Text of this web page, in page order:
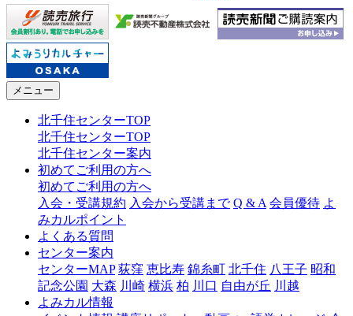
メニュー
北千住センターTOP
北千住センターTOP
北千住センター案内
初めてご利用の方へ
初めてご利用の方へ
入会・受講規約 入会から受講まで Q & A 会員優待 よ
みカルポイント
よくある質問
センター案内
センターMAP 荻窪 恵比寿 錦糸町 北千住 八王子 昭和
記念公園 大森 川崎 横浜 柏 川口 自由が丘 川越
よみカル情報